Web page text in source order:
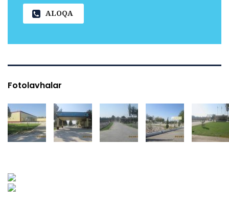
ALOQA
Fotolavhalar